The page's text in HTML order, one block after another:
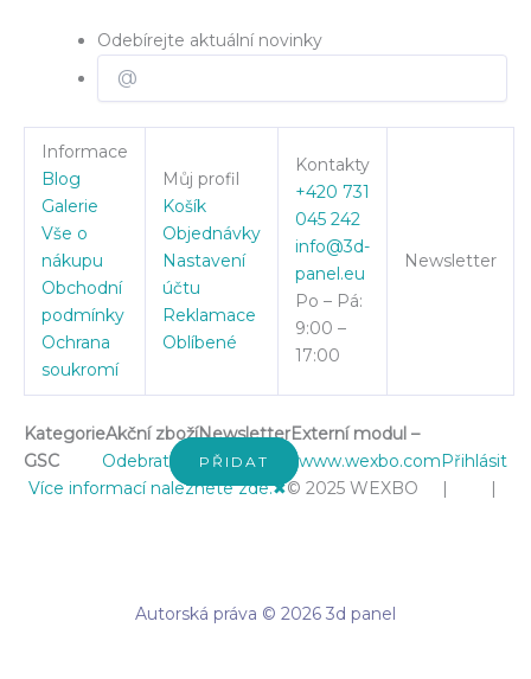
Odebírejte aktuální novinky
Informace
Blog
Galerie
Vše o
nákupu
Obchodní
podmínky
Ochrana
soukromí
Můj profil
Košík
Objednávky
Nastavení
účtu
Reklamace
Oblíbené
Kontakty
+420 731
045 242
info@3d-
panel.eu
Po – Pá:
9:00 –
17:00
Newsletter
KategorieAkční zbožíNewsletterExterní modul –
GSC
Odebrat PŘIDAT www.wexbo.comPřihlásit
Více informací naleznete zde.✖© 2025 WEXBO | |
Autorská práva © 2026 3d panel